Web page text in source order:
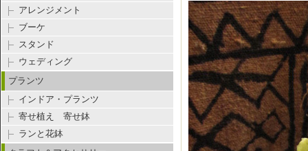
アレンジメント
ブーケ
スタンド
ウェディング
プランツ
インドア・プランツ
寄せ植え 寄せ鉢
ランと花鉢